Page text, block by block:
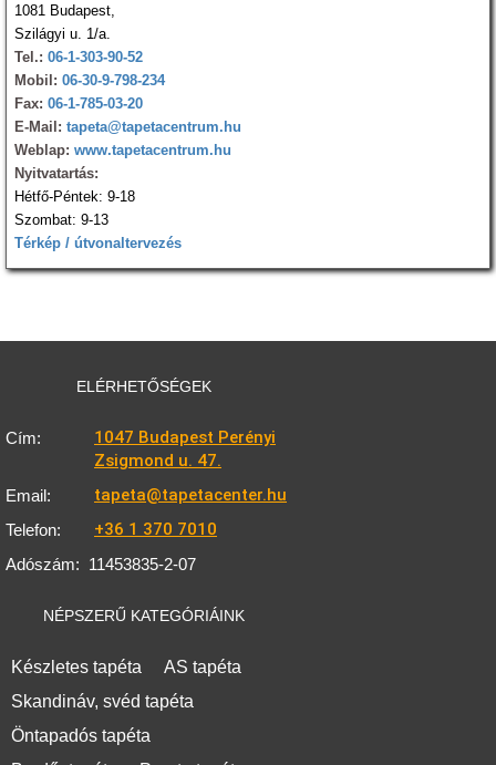
1081 Budapest,
Szilágyi u. 1/a.
Tel.: 06-1-303-90-52
Mobil: 06-30-9-798-234
Fax: 06-1-785-03-20
E-Mail: tapeta@tapetacentrum.hu
Weblap: www.tapetacentrum.hu
Nyitvatartás:
Hétfő-Péntek: 9-18
Szombat: 9-13
Térkép / útvonaltervezés
ELÉRHETŐSÉGEK
Cím:
1047 Budapest Perényi
Zsigmond u. 47.
Email: tapeta@tapetacenter.hu
Telefon: +36 1 370 7010
Adószám: 11453835-2-07
NÉPSZERŰ KATEGÓRIÁINK
Készletes tapéta
AS tapéta
Skandináv, svéd tapéta
Öntapadós tapéta